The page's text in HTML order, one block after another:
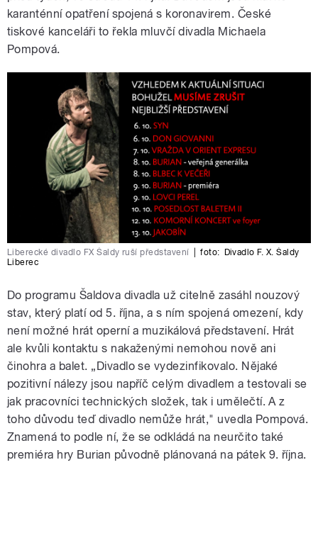
karanténní opatření spojená s koronavirem. České
tiskové kanceláři to řekla mluvčí divadla Michaela
Pompová.
Liberecké divadlo FX Šaldy ruší představení foto: Divadlo F. X. Šaldy
Liberec
Do programu Šaldova divadla už citelně zasáhl nouzový
stav, který platí od 5. října, a s ním spojená omezení, kdy
není možné hrát operní a muzikálová představení. Hrát
ale kvůli kontaktu s nakaženými nemohou nově ani
činohra a balet. „Divadlo se vydezinfikovalo. Nějaké
pozitivní nálezy jsou napříč celým divadlem a testovali se
jak pracovníci technických složek, tak i umělečtí. A z
toho důvodu teď divadlo nemůže hrát," uvedla Pompová.
Znamená to podle ní, že se odkládá na neurčito také
premiéra hry Burian původně plánovaná na pátek 9. října.